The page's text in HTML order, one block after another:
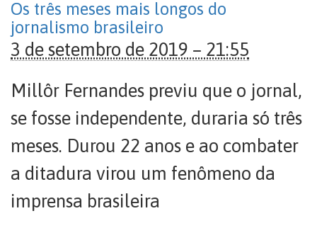
Os três meses mais longos do
jornalismo brasileiro
3 de setembro de 2019 – 21:55
Millôr Fernandes previu que o jornal,
se fosse independente, duraria só três
meses. Durou 22 anos e ao combater
a ditadura virou um fenômeno da
imprensa brasileira